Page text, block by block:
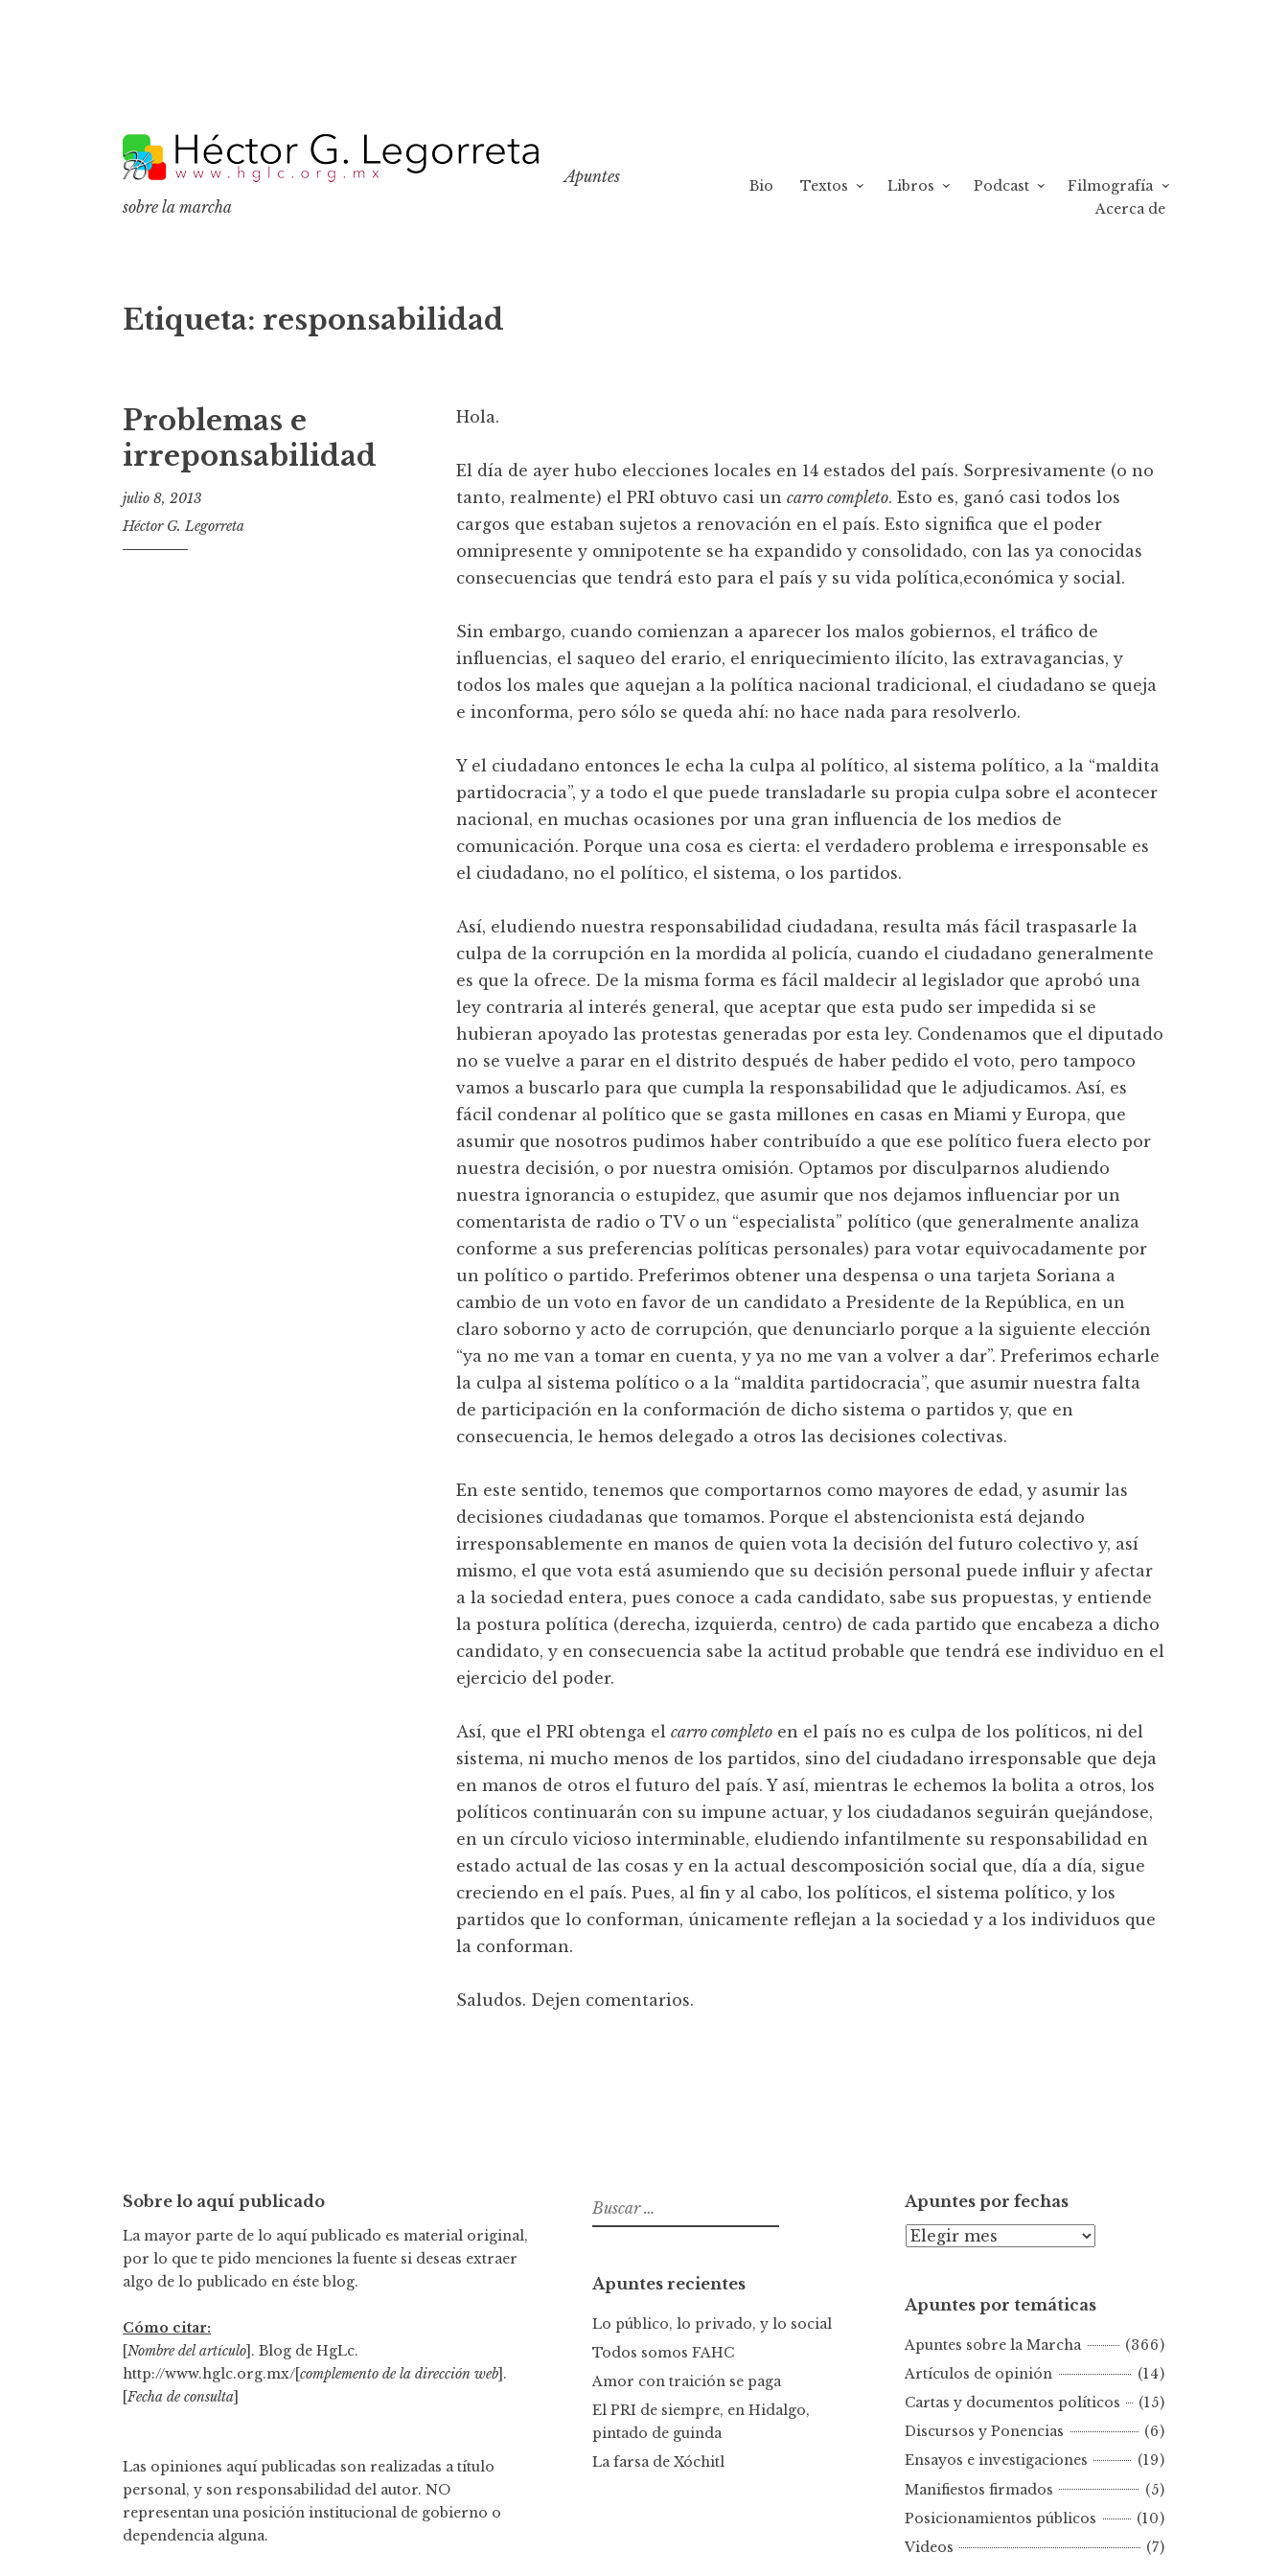
k
i
p
o
n
n
t
Apuntes
sobre la marcha
Bio Textos Libros Podcast
Filmografía
Acerca de
Etiqueta: responsabilidad
Problemas e
irreponsabilidad
julio 8, 2013
Héctor G. Legorreta
Hola.
El día de ayer hubo elecciones locales en 14 estados del país. Sorpresivamente (o no
tanto, realmente) el PRI obtuvo casi uncarro completo. Esto es, ganó casi todos los
cargos que estaban sujetos a renovación en el país. Esto significa que el poder
omnipresente y omnipotente se ha expandido y consolidado, con las ya conocidas
consecuencias que tendrá esto para el país y su vida política,económica y social.
Sin embargo, cuando comienzan a aparecer los malos gobiernos, el tráfico de
influencias, el saqueo del erario, el enriquecimiento ilícito, las extravagancias, y
todos los males que aquejan a la política nacional tradicional, el ciudadano se queja
e inconforma, pero sólo se queda ahí: no hace nada para resolverlo.
Y el ciudadano entonces le echa la culpa al político, al sistema político, a la “maldita
partidocracia”, y a todo el que puede transladarle su propia culpa sobre el acontecer
nacional, en muchas ocasiones por una gran influencia de los medios de
comunicación. Porque una cosa es cierta: el verdadero problema e irresponsable es
el ciudadano, no el político, el sistema, o los partidos.
Así, eludiendo nuestra responsabilidad ciudadana, resulta más fácil traspasarle la
culpa de la corrupción en la mordida al policía, cuando el ciudadano generalmente
es que la ofrece. De la misma forma es fácil maldecir al legislador que aprobó una
ley contraria al interés general, que aceptar que esta pudo ser impedida si se
hubieran apoyado las protestas generadas por esta ley. Condenamos que el diputado
no se vuelve a parar en el distrito después de haber pedido el voto, pero tampoco
vamos a buscarlo para que cumpla la responsabilidad que le adjudicamos. Así, es
fácil condenar al político que se gasta millones en casas en Miami y Europa, que
asumir que nosotros pudimos haber contribuído a que ese político fuera electo por
nuestra decisión, o por nuestra omisión. Optamos por disculparnos aludiendo
nuestra ignorancia o estupidez, que asumir que nos dejamos influenciar por un
comentarista de radio o TV o un “especialista” político (que generalmente analiza
conforme a sus preferencias políticas personales) para votar equivocadamente por
un político o partido. Preferimos obtener una despensa o una tarjeta Soriana a
cambio de un voto en favor de un candidato a Presidente de la República, en un
claro soborno y acto de corrupción, que denunciarlo porque a la siguiente elección
“ya no me van a tomar en cuenta, y ya no me van a volver a dar”. Preferimos echarle
la culpa al sistema político o a la “maldita partidocracia”, que asumir nuestra falta
de participación en la conformación de dicho sistema o partidos y, que en
consecuencia, le hemos delegado a otros las decisiones colectivas.
En este sentido, tenemos que comportarnos como mayores de edad, y asumir las
decisiones ciudadanas que tomamos. Porque el abstencionista está dejando
irresponsablemente en manos de quien vota la decisión del futuro colectivo y, así
mismo, el que vota está asumiendo que su decisión personal puede influir y afectar
a la sociedad entera, pues conoce a cada candidato, sabe sus propuestas, y entiende
la postura política (derecha, izquierda, centro) de cada partido que encabeza a dicho
candidato, y en consecuencia sabe la actitud probable que tendrá ese individuo en el
ejercicio del poder.
Así, que el PRI obtenga elcarro completo en el país no es culpa de los políticos, ni del
sistema, ni mucho menos de los partidos, sino del ciudadano irresponsable que deja
en manos de otros el futuro del país. Y así, mientras le echemos la bolita a otros, los
políticos continuarán con su impune actuar, y los ciudadanos seguirán quejándose,
en un círculo vicioso interminable, eludiendo infantilmente su responsabilidad en
estado actual de las cosas y en la actual descomposición social que, día a día, sigue
creciendo en el país. Pues, al fin y al cabo, los políticos, el sistema político, y los
partidos que lo conforman, únicamente reflejan a la sociedad y a los individuos que
la conforman.
Saludos. Dejen comentarios.
Sobre lo aquí publicado
La mayor parte de lo aquí publicado es material original,
por lo que te pido menciones la fuente si deseas extraer
algo de lo publicado en éste blog.
Cómo citar:
[Nombre del artículo]. Blog de HgLc.
http://www.hglc.org.mx/[complemento de la dirección web].
[Fecha de consulta]
Las opiniones aquí publicadas son realizadas a título
personal, y son responsabilidad del autor. NO
representan una posición institucional de gobierno o
dependencia alguna.
B
u
a
r
Apuntes recientes
Lo público, lo privado, y lo social
Todos somos FAHC
Amor con traición se paga
El PRI de siempre, en Hidalgo,
pintado de guinda
La farsa de Xóchitl
Apuntes por fechas
A
n
e
s
p
f
e
c
a
Apuntes por temáticas
Apuntes sobre la Marcha
(366)
Artículos de opinión
(14)
Cartas y documentos políticos
(15)
Discursos y Ponencias
(6)
Ensayos e investigaciones
(19)
Manifiestos firmados
(5)
Posicionamientos públicos
(10)
Videos
(7)